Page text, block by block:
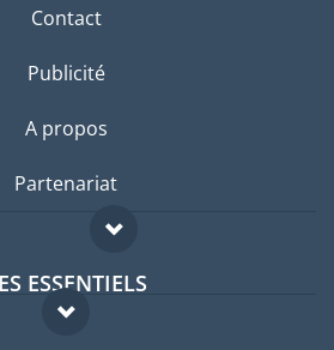
Contact
Publicité
A propos
Partenariat
ESSENTIELS
Forum expatriés